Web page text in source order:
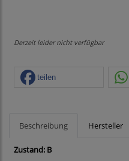
Derzeit leider nicht verfügbar
teilen
Beschreibung Hersteller
Zustand: B